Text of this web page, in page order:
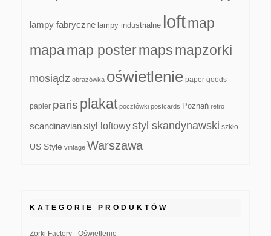
lampy fabryczne lampy industrialne loftmap
mapamap postermapsmapzorki
mosiądz obrazówka oświetlenie paper goods
papier paris plakat pocztówki postcards Poznań retro
scandinavianstyl loftowystyl skandynawski szkło
US Style vintage Warszawa
KATEGORIE PRODUKTÓW
Zorki Factory - Oświetlenie